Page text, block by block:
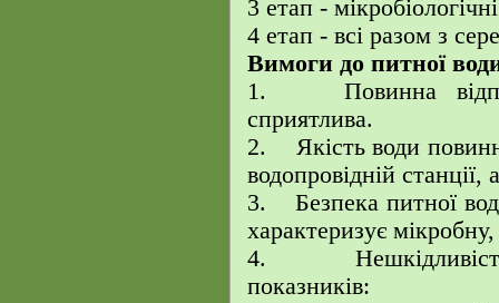
3 етап -
4 етап - всі разом з
Вимоги до питної
1. Повинна
сприятлива.
2. Якість води
водопровідній
3. Безпека питної
характеризує
4. Нешкідливість
показників: